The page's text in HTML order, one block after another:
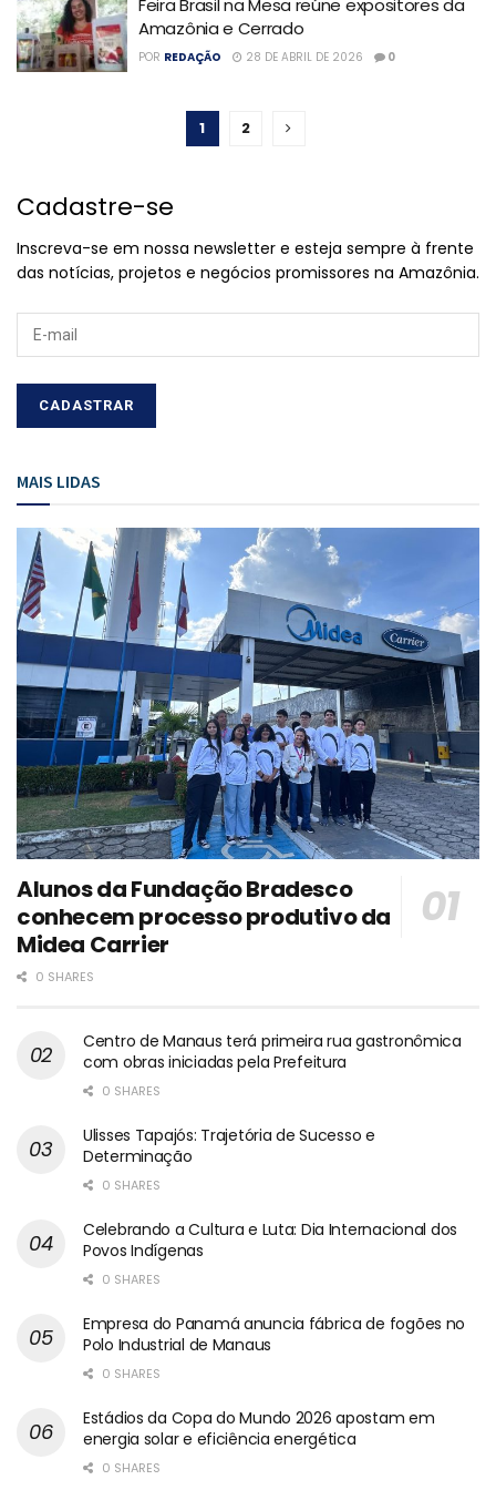
Feira Brasil na Mesa reúne expositores da
Amazônia e Cerrado
POR REDAÇÃO 28 DE ABRIL DE 2026 0
1 2
Cadastre-se
Inscreva-se em nossa newsletter e esteja sempre à frente
das notícias, projetos e negócios promissores na Amazônia.
MAIS LIDAS
Alunos da Fundação Bradesco
conhecem processo produtivo da
Midea Carrier
0 SHARES
Centro de Manaus terá primeira rua gastronômica
com obras iniciadas pela Prefeitura
0 SHARES
Ulisses Tapajós: Trajetória de Sucesso e
Determinação
0 SHARES
Celebrando a Cultura e Luta: Dia Internacional dos
Povos Indígenas
0 SHARES
Empresa do Panamá anuncia fábrica de fogões no
Polo Industrial de Manaus
0 SHARES
Estádios da Copa do Mundo 2026 apostam em
energia solar e eficiência energética
0 SHARES